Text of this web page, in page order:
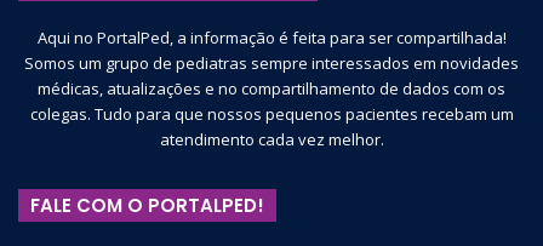
Aqui no PortalPed, a informação é feita para ser compartilhada!
Somos um grupo de pediatras sempre interessados em novidades
médicas, atualizações e no compartilhamento de dados com os
colegas. Tudo para que nossos pequenos pacientes recebam um
atendimento cada vez melhor.
FALE COM O PORTALPED!